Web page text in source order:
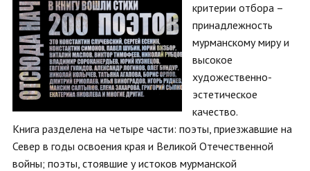
критерии отбора –
принадлежность
мурманскому миру и
высокое
художественно-
эстетическое
качество.
Книга разделена на четыре части: поэты, приезжавшие на
Север в годы освоения края и Великой Отечественной
войны; поэты, стоявшие у истоков мурманской